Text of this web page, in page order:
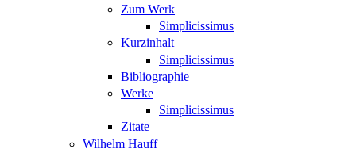
Zum Werk
Simplicissimus
Kurzinhalt
Simplicissimus
Bibliographie
Werke
Simplicissimus
Zitate
Wilhelm Hauff